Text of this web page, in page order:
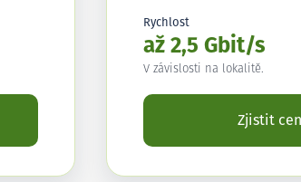
Rychlost
až 2,5 Gbit/s
V závislosti na lokalitě.
Zjistit